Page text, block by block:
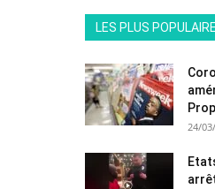
LES PLUS
24/